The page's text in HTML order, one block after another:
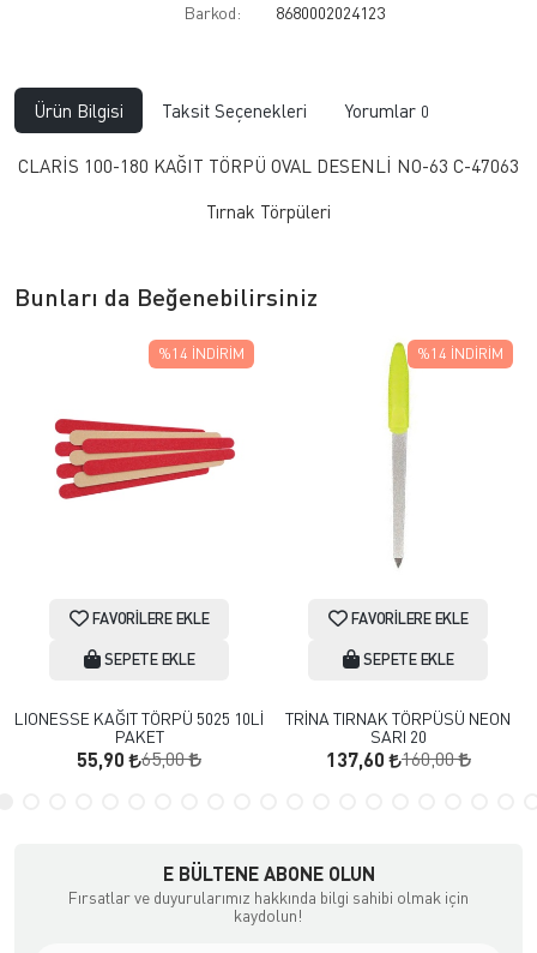
Barkod:
8680002024123
Ürün Bilgisi Taksit Seçenekleri Yorumlar 0
CLARİS 100-180 KAĞIT TÖRPÜ OVAL DESENLİ NO-63 C-47063
Tırnak Törpüleri
Bunları da Beğenebilirsiniz
FAVORILERE EKLE
SEPETE EKLE
LIONESSE KAĞIT TÖRPÜ 5025 10Lİ
PAKET
55,90 65,00
%14 İNDIRIM
FAVORILERE EKLE
SEPETE EKLE
TRİNA TIRNAK TÖRPÜSÜ NEON
SARI 20
137,60 160,00
%14 İNDIRIM
E BÜLTENE ABONE OLUN
Fırsatlar ve duyurularımız hakkında bilgi sahibi olmak için
kaydolun!